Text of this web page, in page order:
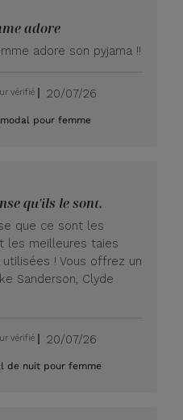
adore
adore son pyjama !!
vérifié
Date
publication
20/07/26
pour femme
qu'ils le sont.
que ce sont les
les meilleures taies
! Vous offrez un
Sanderson, Clyde
vérifié
Date
publication
20/07/26
de nuit pour femme